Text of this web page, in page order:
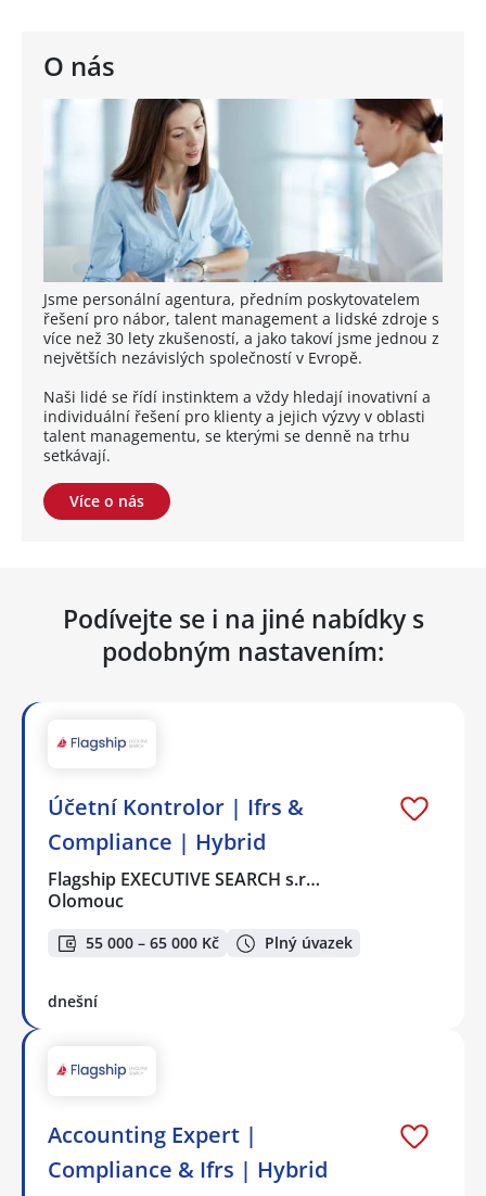
O nás
Jsme personální agentura, předním poskytovatelem
řešení pro nábor, talent management a lidské zdroje s
více než 30 lety zkušeností, a jako takoví jsme jednou z
největších nezávislých společností v Evropě.
Naši lidé se řídí instinktem a vždy hledají inovativní a
individuální řešení pro klienty a jejich výzvy v oblasti
talent managementu, se kterými se denně na trhu
setkávají.
Více o nás
Podívejte se i na jiné nabídky s
podobným nastavením:
Účetní Kontrolor | Ifrs &
Compliance | Hybrid
Flagship EXECUTIVE SEARCH s.r…
Olomouc
55 000 – 65 000 Kč Plný úvazek
dnešní
Accounting Expert |
Compliance & Ifrs | Hybrid